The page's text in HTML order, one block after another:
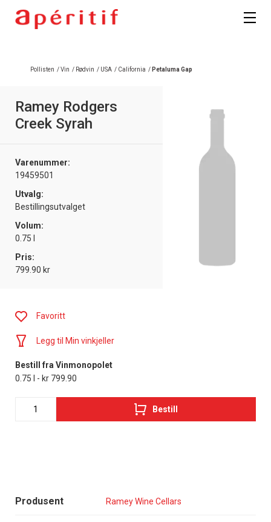
Pollisten /Vin / Rødvin / USA / California / Petaluma Gap
Ramey Rodgers
Creek Syrah
Varenummer:
19459501
Utvalg:
Bestillingsutvalget
Volum:
0.75 l
Pris:
799.90 kr
Produsent Ramey Wine Cellars
Favoritt
Legg til Min vinkjeller
Bestill fra Vinmonopolet
0.75 l - kr 799.90
Bestill